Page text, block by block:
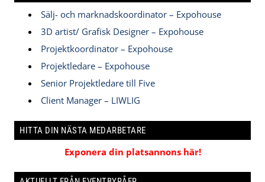
Sälj- och marknadskoordinator – Expohouse
3D artist/ Grafisk Designer – Expohouse
Projektkoordinator – Expohouse
Projektledare – Expohouse
Senior Projektledare till Five
Client Manager – LIWLIG
HITTA DIN NÄSTA MEDARBETARE
Exponera din platsannons här!